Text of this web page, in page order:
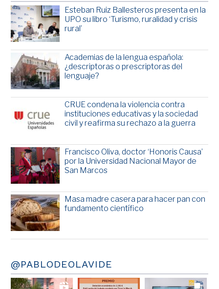
Esteban Ruiz Ballesteros presenta en la
UPO su libro ‘Turismo, ruralidad y crisis
rural’
Academias de la lengua española:
¿descriptoras o prescriptoras del
lenguaje?
CRUE condena la violencia contra
instituciones educativas y la sociedad
civil y reafirma su rechazo a la guerra
Francisco Oliva, doctor ‘Honoris Causa’
por la Universidad Nacional Mayor de
San Marcos
Masa madre casera para hacer pan con
fundamento científico
@PABLODEOLAVIDE